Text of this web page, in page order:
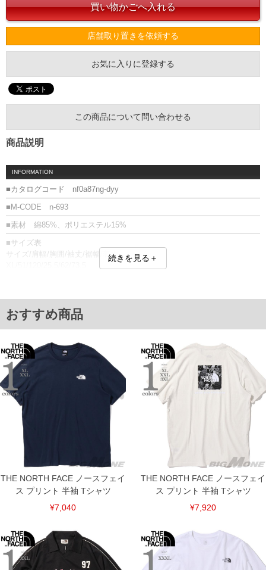
店舗取り置きを依頼する
お気に入りに登録する
この商品について問い合わせる
商品説明
INFORMATION
■カタログコード nf0a87ng-dyy
■M-CODE n-693
■素材 綿85%、ポリエステル15%
■サイズ表
サイズ/肩幅/胸囲/袖丈/裾幅/着丈
返品交換希望の方は、商品到着後1週間以内にご連絡ください。
※【ボトムの裾上げをご希望の場合】
裾上げ料金は500円+税となります。
備考欄に股下●cmとご記入下さい。（裾上げ無料対象商品は1本につき税込6,000円以
上の品が対象。1本5,999円以下の商品は有料（500円+税）となります。）
出荷まで約1週間～20日間程お時間を頂く場合がございます。
尚、裾上げした商品は返品・交換不可となりますので、予めご了承下さい。
一部、お直しに対応出来ない商品がございます。(例：裾にファスナーや調節ひもが付
いている、極端なデザインが施されている等)
※商品によって若干のサイズの誤差がございます。また、お客様がご使用の環境（コ
ンピュータ画面）によって、商品の色味が若干異なる場合がございます。予めご了承
※当店での掲載商品は、実店鋪と在庫を共用しておりますので店頭での売り違い、店
舗からのお取り寄せ等により、お客様にご迷惑をお掛けしてしまう場合がございま
す。そのようなことがない様最大限に努めておりますが、もしあった場合速やかにご
連絡させて頂きますので予めご了承ください。
続きを見る＋
おすすめ商品
THE NORTH FACE ノースフェイ
ス プリント 半袖 Tシャツ
¥7,040
THE NORTH FACE ノースフェイ
ス プリント 半袖 Tシャツ
¥7,920